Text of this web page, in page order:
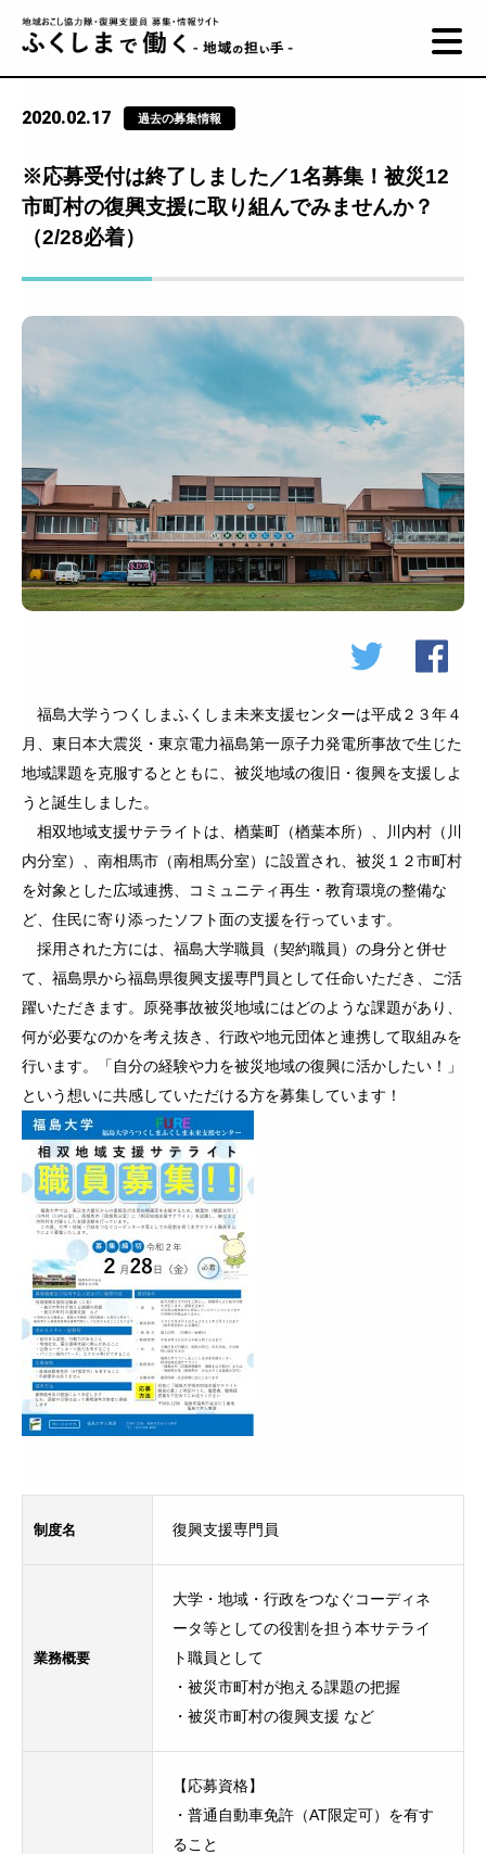
2020.02.17 過去の募集情報
※応募受付は終了しました／1名募集！被災12
市町村の復興支援に取り組んでみませんか？
（2/28必着）
福島大学うつくしまふくしま未来支援センターは平成２３年４
月、東日本大震災・東京電力福島第一原子力発電所事故で生じた
地域課題を克服するとともに、被災地域の復旧・復興を支援しよ
うと誕生しました。
相双地域支援サテライトは、楢葉町（楢葉本所）、川内村（川
内分室）、南相馬市（南相馬分室）に設置され、被災１２市町村
を対象とした広域連携、コミュニティ再生・教育環境の整備な
ど、住民に寄り添ったソフト面の支援を行っています。
採用された方には、福島大学職員（契約職員）の身分と併せ
て、福島県から福島県復興支援専門員として任命いただき、ご活
躍いただきます。原発事故被災地域にはどのような課題があり、
何が必要なのかを考え抜き、行政や地元団体と連携して取組みを
行います。「自分の経験や力を被災地域の復興に活かしたい！」
という想いに共感していただける方を募集しています！
制度名 復興支援専門員
業務概要
大学・地域・行政をつなぐコーディネ
ータ等としての役割を担う本サテライ
ト職員として
・被災市町村が抱える課題の把握
・被災市町村の復興支援 など
【応募資格】
・普通自動車免許（AT限定可）を有す
ること